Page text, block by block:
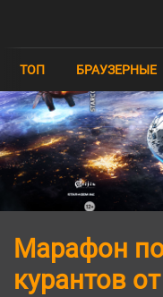
ТОП
БРАУЗЕРНЫЕ
КЛИЕНТСКИЕ
ММОРПГ
ТОП БРАУЗЕРНЫЕ
Марафон
курантов